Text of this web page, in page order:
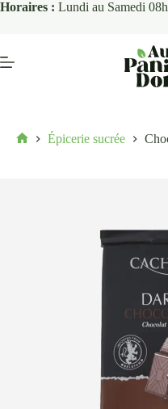
Horaires : Lundi au Samedi
Épicerie sucrée